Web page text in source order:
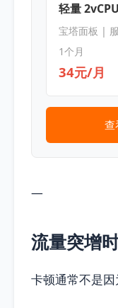
轻量
宝塔面板 |
1个月
34元/月
查
—
流量突增
卡顿通常不是